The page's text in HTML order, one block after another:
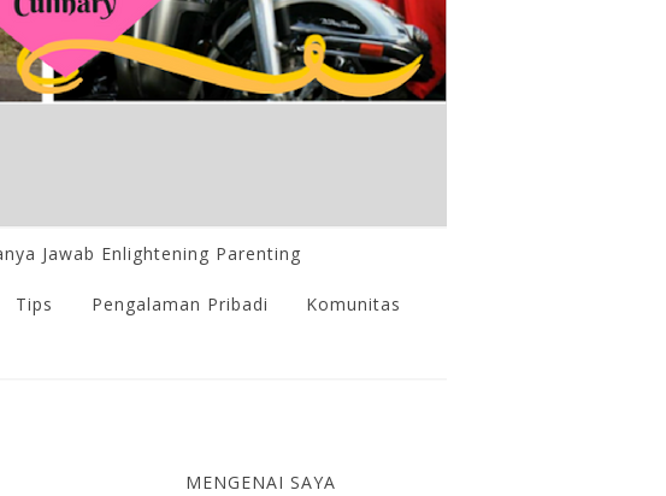
Jawab Enlightening Parenting
Tips Pengalaman Pribadi Komunitas
MENGENAI SAYA